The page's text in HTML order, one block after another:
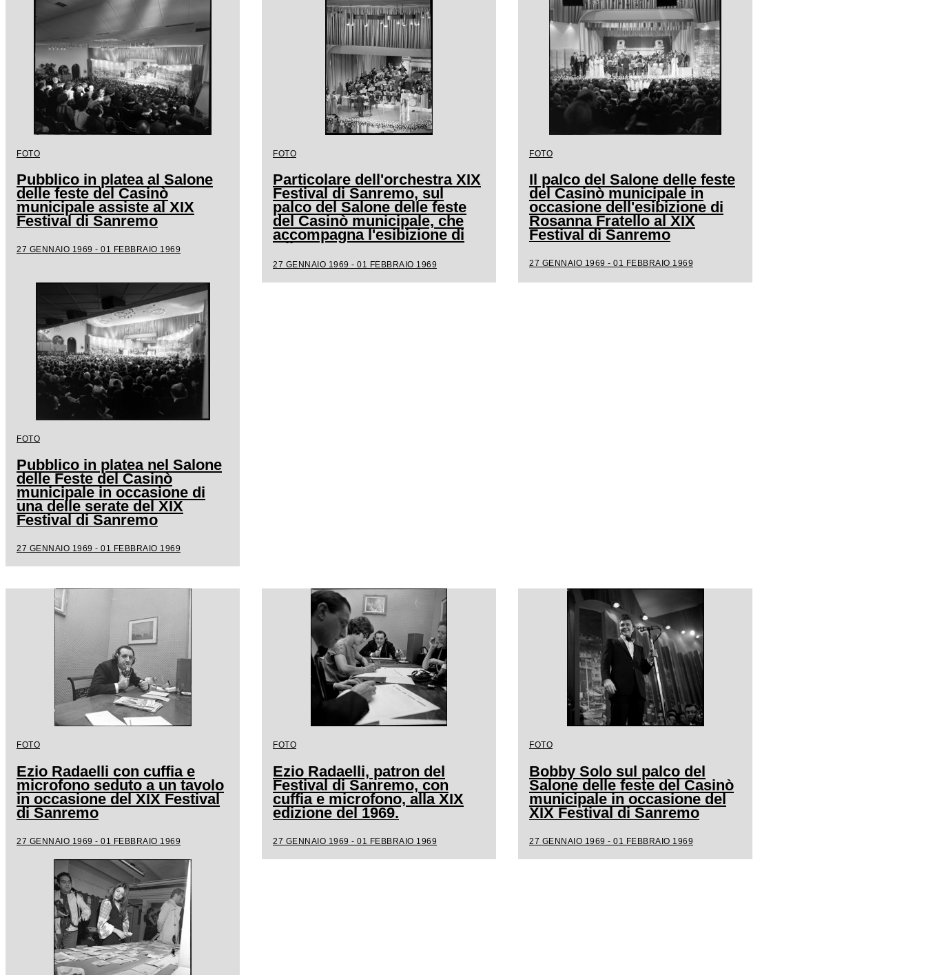
FOTO
Pubblico in platea al Salone
delle feste del Casinò
municipale assiste al XIX
Festival di Sanremo
27 GENNAIO 1969 - 01 FEBBRAIO 1969
FOTO
Particolare dell'orchestra XIX
Festival di Sanremo, sul
palco del Salone delle feste
del Casinò municipale, che
accompagna l'esibizione di
Milva
27 GENNAIO 1969 - 01 FEBBRAIO 1969
FOTO
Il palco del Salone delle feste
del Casinò municipale in
occasione dell'esibizione di
Rosanna Fratello al XIX
Festival di Sanremo
27 GENNAIO 1969 - 01 FEBBRAIO 1969
FOTO
Pubblico in platea nel Salone
delle Feste del Casinò
municipale in occasione di
una delle serate del XIX
Festival di Sanremo
27 GENNAIO 1969 - 01 FEBBRAIO 1969
FOTO
Ezio Radaelli con cuffia e
microfono seduto a un tavolo
in occasione del XIX Festival
di Sanremo
27 GENNAIO 1969 - 01 FEBBRAIO 1969
FOTO
Ezio Radaelli, patron del
Festival di Sanremo, con
cuffia e microfono, alla XIX
edizione del 1969.
27 GENNAIO 1969 - 01 FEBBRAIO 1969
FOTO
Bobby Solo sul palco del
Salone delle feste del Casinò
municipale in occasione del
XIX Festival di Sanremo
27 GENNAIO 1969 - 01 FEBBRAIO 1969